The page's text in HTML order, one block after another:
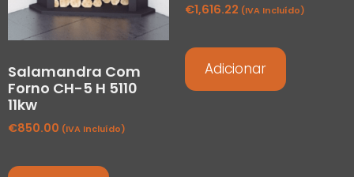
Salamandra Com
Forno CH-5 H 5110
11kw
€850.00 (IVA Incluído)
€1,616.22 (IVA Incluído)
Adicionar